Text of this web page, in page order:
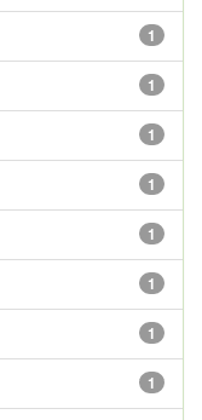
1
1
1
1
1
1
1
1